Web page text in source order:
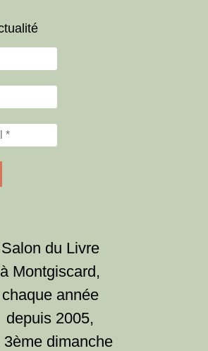
Salon du Livre
à Montgiscard,
chaque année
depuis 2005,
3ème dimanche